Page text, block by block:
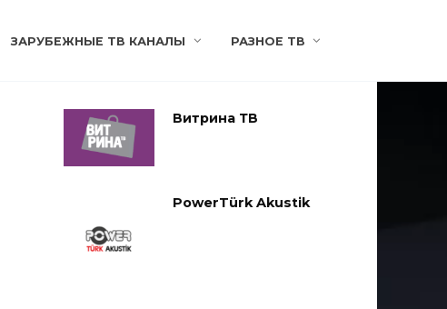
ЗАРУБЕЖНЫЕ ТВ КАНАЛЫ РАЗНОЕ ТВ
Витрина ТВ
PowerTürk Akustik